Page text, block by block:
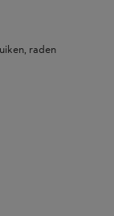
raden